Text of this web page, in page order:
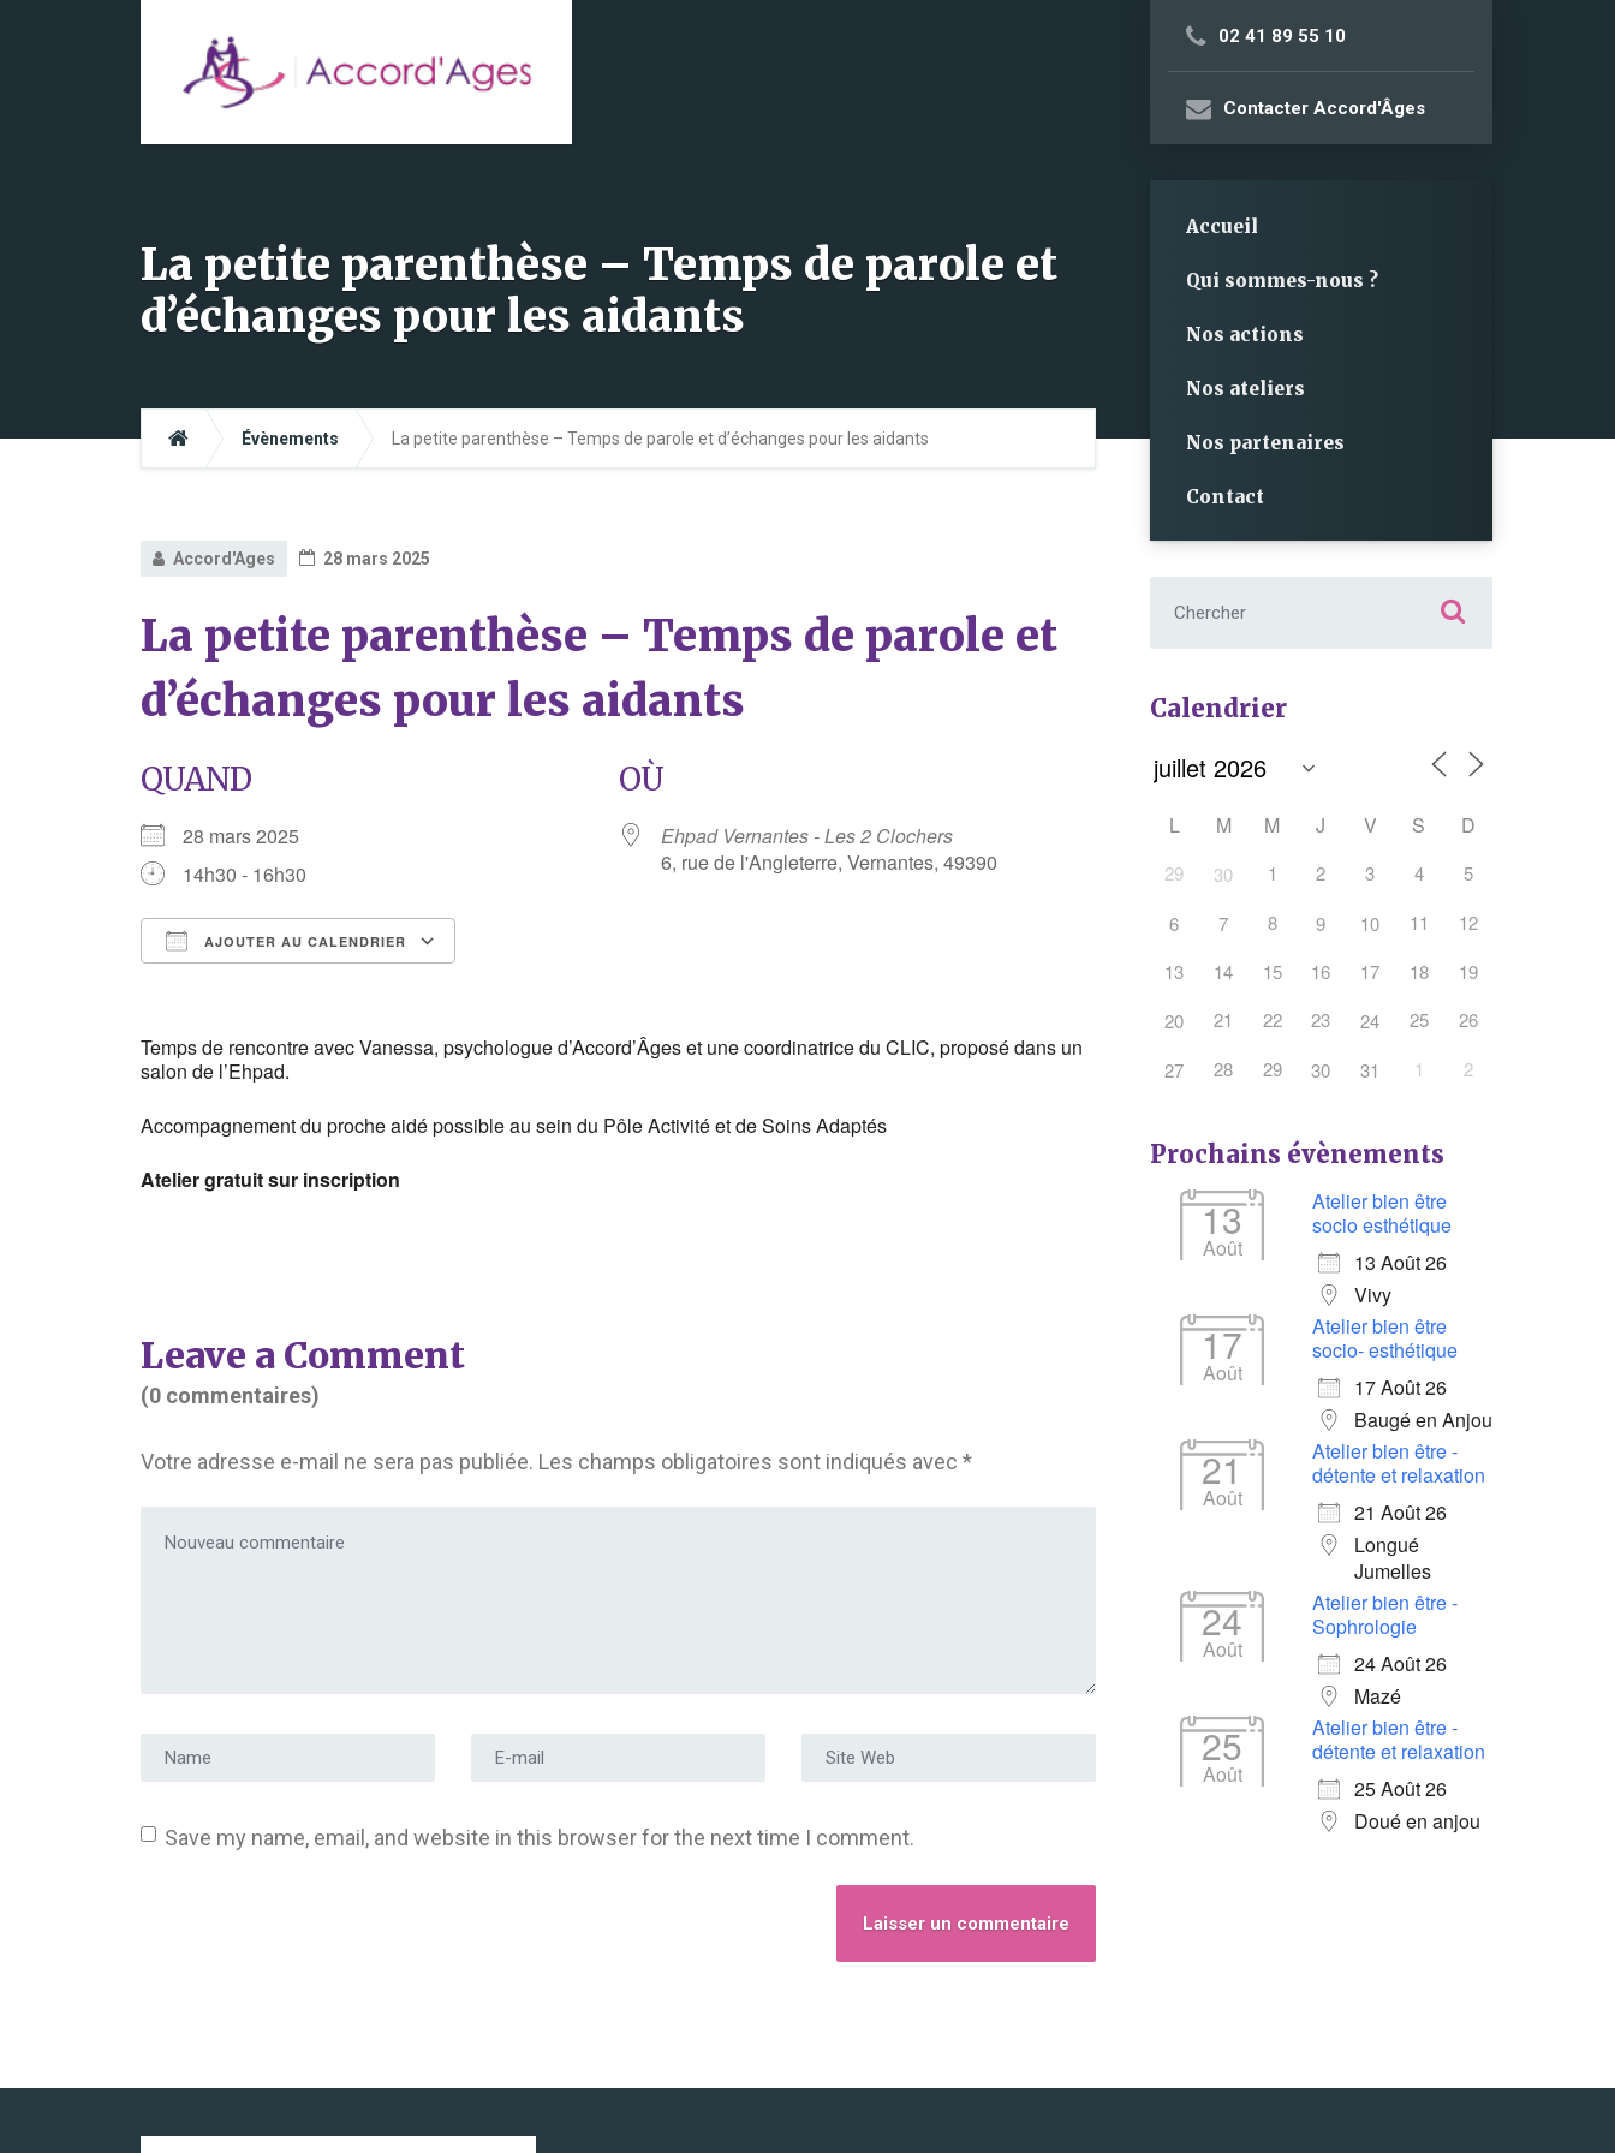
La petite parenthèse – Temps de parole et
d’échanges pour les aidants
Évènements La petite parenthèse – Temps de parole et d’échanges pour les aidants
Accord'Ages 28 mars 2025
La petite parenthèse – Temps de parole et
d’échanges pour les aidants
QUAND
28 mars 2025
14h30 - 16h30
AJOUTER AU CALENDRIER
Outlook Live
OÙ
Ehpad Vernantes - Les 2 Clochers
6, rue de l'Angleterre, Vernantes, 49390
Temps de rencontre avec Vanessa, psychologue d’Accord’Âges et une coordinatrice du CLIC, proposé dans un
salon de l’Ehpad.
Accompagnement du proche aidé possible au sein du Pôle Activité et de Soins Adaptés
Atelier gratuit sur inscription
Leave a Comment
(0 commentaires)
Votre adresse e-mail ne sera pas publiée. Les champs obligatoires sont indiqués avec *
Prénom et nom Adresse e-mail Site Web
Save my name, email, and website in this browser for the next time I comment.
02 41 89 55 10
Contacter Accord'Âges
Accueil
Qui sommes-nous ?
Nos actions
Nos ateliers
Nos partenaires
Contact
Calendrier
L M M J V S D
29 30 1 2 3 4
5
6
7 8 9 10 11
12
13
14 15 16 17 18
19
20
21 22 23 24 25
26
27
28 29 30 31 1 2
Prochains évènements
13
Août
Atelier bien être
socio esthétique
13 Août 26
Vivy
17
Août
Atelier bien être
socio- esthétique
17 Août 26
Baugé en Anjou
21
Août
Atelier bien être -
détente et relaxation
21 Août 26
Longué
Jumelles
24
Août
Atelier bien être -
Sophrologie
24 Août 26
Mazé
25
Août
Atelier bien être -
détente et relaxation
25 Août 26
Doué en anjou